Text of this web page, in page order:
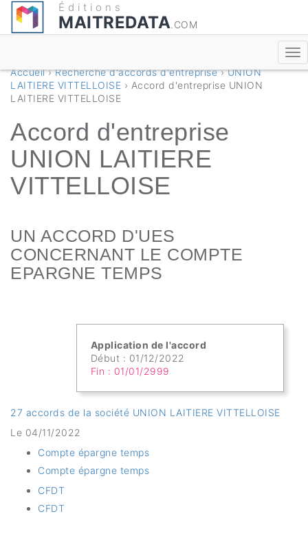
Éditions
MAITREDATA.COM
Accueil›Recherche d'accords d'entreprise›UNION
LAITIERE VITTELLOISE › Accord d'entreprise UNION
LAITIERE VITTELLOISE
Accord d'entreprise
UNION LAITIERE
VITTELLOISE
UN ACCORD D'UES
CONCERNANT LE COMPTE
EPARGNE TEMPS
Application de l'accord
Début : 01/12/2022
Fin : 01/01/2999
27 accords de la société UNION LAITIERE VITTELLOISE
Le 04/11/2022
Compte épargne temps
Compte épargne temps
CFDT
CFDT